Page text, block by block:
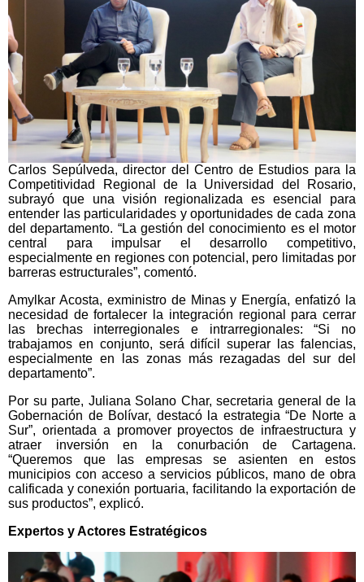
Carlos Sepúlveda, director del Centro de Estudios para la
Competitividad Regional de la Universidad del Rosario,
subrayó que una visión regionalizada es esencial para
entender las particularidades y oportunidades de cada zona
del departamento. “La gestión del conocimiento es el motor
central para impulsar el desarrollo competitivo,
especialmente en regiones con potencial, pero limitadas por
barreras estructurales”, comentó.
Amylkar Acosta, exministro de Minas y Energía, enfatizó la
necesidad de fortalecer la integración regional para cerrar
las brechas interregionales e intrarregionales: “Si no
trabajamos en conjunto, será difícil superar las falencias,
especialmente en las zonas más rezagadas del sur del
departamento”.
Por su parte, Juliana Solano Char, secretaria general de la
Gobernación de Bolívar, destacó la estrategia “De Norte a
Sur”, orientada a promover proyectos de infraestructura y
atraer inversión en la conurbación de Cartagena.
“Queremos que las empresas se asienten en estos
municipios con acceso a servicios públicos, mano de obra
calificada y conexión portuaria, facilitando la exportación de
sus productos”, explicó.
Expertos y Actores Estratégicos